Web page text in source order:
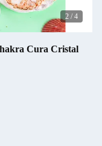
2 / 4
Cura Cristal